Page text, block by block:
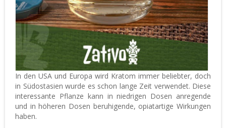
In den USA und Europa wird Kratom immer beliebter, doch
in Südostasien wurde es schon lange Zeit verwendet. Diese
interessante Pflanze kann in niedrigen Dosen anregende
und in höheren Dosen beruhigende, opiatartige Wirkungen
haben.